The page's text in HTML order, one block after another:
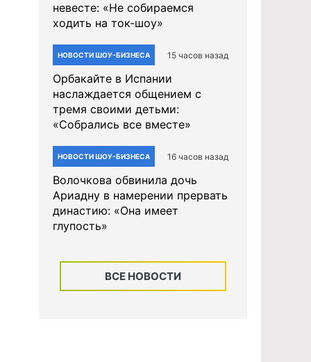
невесте: «Не собираемся
ходить на ток-шоу»
НОВОСТИ ШОУ-БИЗНЕСА 15 часов назад
Орбакайте в Испании
наслаждается общением с
тремя своими детьми:
«Собрались все вместе»
НОВОСТИ ШОУ-БИЗНЕСА 16 часов назад
Волочкова обвинила дочь
Ариадну в намерении прервать
династию: «Она имеет
глупость»
ВСЕ НОВОСТИ